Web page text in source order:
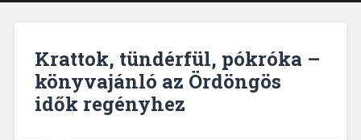
Krattok, tündérfül, pókróka –
könyvajánló az Ördöngös
idők regényhez